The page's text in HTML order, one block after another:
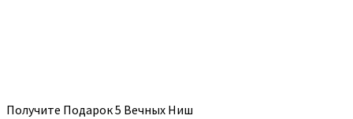
Получите Подарок 5 Вечных Ниш